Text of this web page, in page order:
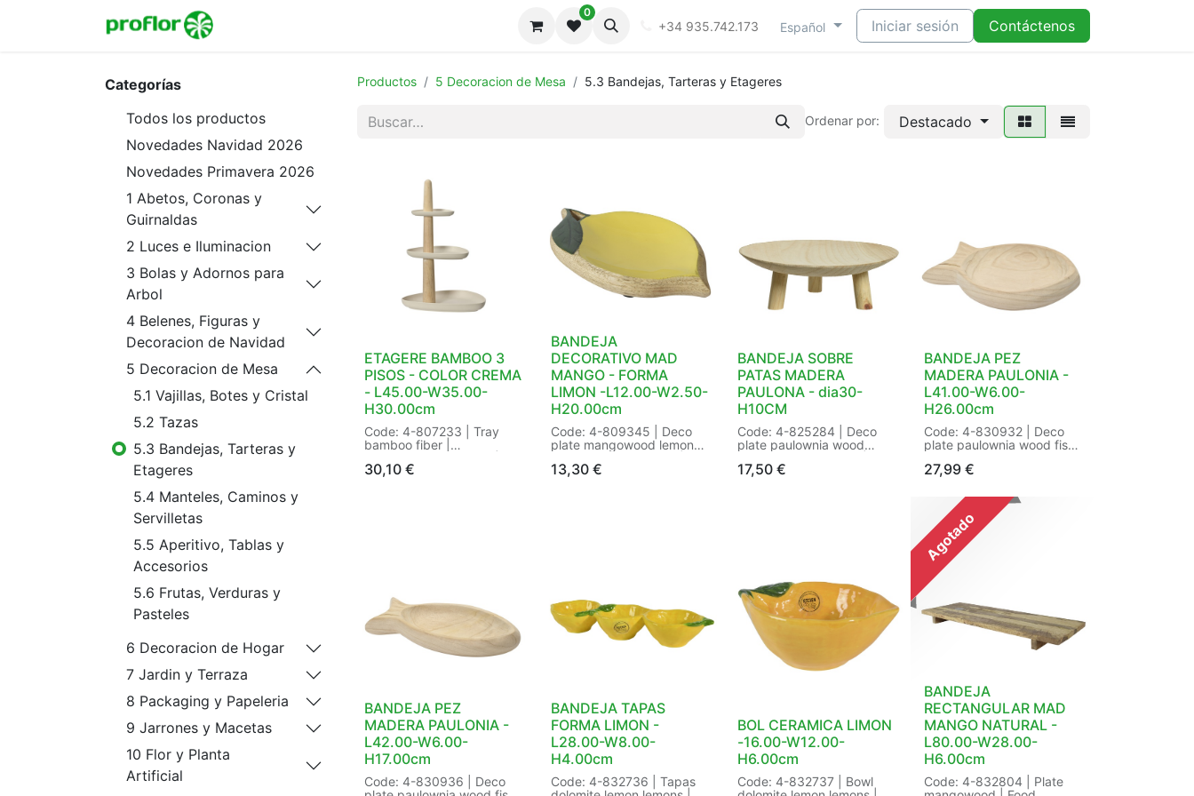
0
+34 935.742.173 Español Iniciar sesión Contáctenos
Categorías
Todos los productos
Novedades Navidad 2026
Novedades Primavera 2026
1 Abetos, Coronas y
Guirnaldas
2 Luces e Iluminacion
3 Bolas y Adornos para
Arbol
4 Belenes, Figuras y
Decoracion de Navidad
5 Decoracion de Mesa
5.1 Vajillas, Botes y Cristal
5.2 Tazas
5.3 Bandejas, Tarteras y
Etageres
5.4 Manteles, Caminos y
Servilletas
5.5 Aperitivo, Tablas y
Accesorios
5.6 Frutas, Verduras y
Pasteles
6 Decoracion de Hogar
7 Jardin y Terraza
8 Packaging y Papeleria
9 Jarrones y Macetas
10 Flor y Planta
Artificial
Productos 5 Decoracion de Mesa 5.3 Bandejas, Tarteras y Etageres
Ordenar por: Destacado
ETAGERE BAMBOO 3
PISOS - COLOR CREMA
- L45.00-W35.00-
H30.00cm
Code: 4-807233 | Tray
bamboo fiber |
Knock down:Yes | Size:
30,10 €
BANDEJA
DECORATIVO MAD
MANGO - FORMA
LIMON -L12.00-W2.50-
H20.00cm
Code: 4-809345 | Deco
plate mangowood lemon
Decoration:Tray | FSC:FSC
13,30 €
BANDEJA SOBRE
PATAS MADERA
PAULONA - dia30-
H10CM
Code: 4-825284 | Deco
plate paulownia wood
Decoration:on foot |
8720194999288
17,50 €
BANDEJA PEZ
MADERA PAULONIA -
L41.00-W6.00-
H26.00cm
Code: 4-830932 | Deco
plate paulownia wood fish
paulownia wood |
paulownia wood |
Finish:handmade | Food
safe:Yes | Marketing
tag:bestseller | Shape:Fish
| Size: L41.00-W6.00-
H26.00cm Color: blond
wood | Packaging: /4 in
Pieces | EAN: 4
27,99 €
BANDEJA PEZ
MADERA PAULONIA -
L42.00-W6.00-
H17.00cm
Code: 4-830936 | Deco
BANDEJA TAPAS
FORMA LIMON -
L28.00-W8.00-
H4.00cm
Code: 4-832736 | Tapas
BOL CERAMICA LIMON
-16.00-W12.00-
H6.00cm
Code: 4-832737 | Bowl
Agotado
BANDEJA
RECTANGULAR MAD
MANGO NATURAL -
L80.00-W28.00-
H6.00cm
Code: 4-832804 | Plate